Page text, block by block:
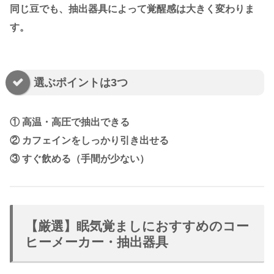
同じ豆でも、抽出器具によって覚醒感は大きく変わりま
す。
選ぶポイントは3つ
① 高温・高圧で抽出できる
② カフェインをしっかり引き出せる
③ すぐ飲める（手間が少ない）
【厳選】眠気覚ましにおすすめのコー
ヒーメーカー・抽出器具